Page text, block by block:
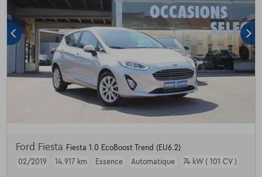
Ford Fiesta Fiesta 1.0 EcoBoost Trend (EU6.2)
02/2019
14.917 km Essence Automatique 74 kW ( 101 CV )